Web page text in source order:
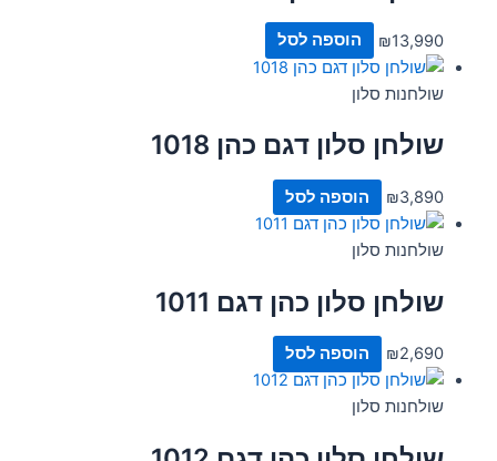
₪13,990 הוספה לסל
שולחנות סלון
שולחן סלון דגם כהן 1018
₪3,890 הוספה לסל
שולחנות סלון
שולחן סלון כהן דגם 1011
₪2,690 הוספה לסל
שולחנות סלון